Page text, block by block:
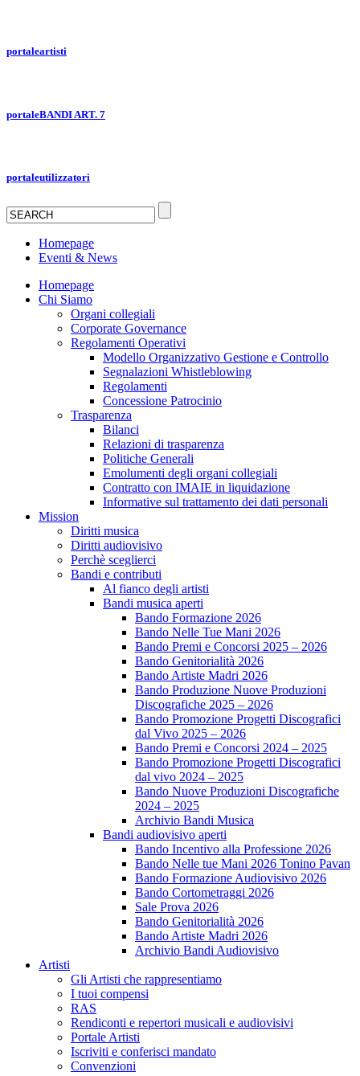
portaleartisti
portaleBANDI ART. 7
portaleutilizzatori
Homepage
Eventi & News
Homepage
Chi Siamo
Organi collegiali
Corporate Governance
Regolamenti Operativi
Modello Organizzativo Gestione e Controllo
Segnalazioni Whistleblowing
Regolamenti
Concessione Patrocinio
Trasparenza
Bilanci
Relazioni di trasparenza
Politiche Generali
Emolumenti degli organi collegiali
Contratto con IMAIE in liquidazione
Informative sul trattamento dei dati personali
Mission
Diritti musica
Diritti audiovisivo
Perchè sceglierci
Bandi e contributi
Al fianco degli artisti
Bandi musica aperti
Bando Formazione 2026
Bando Nelle Tue Mani 2026
Bando Premi e Concorsi 2025 – 2026
Bando Genitorialità 2026
Bando Artiste Madri 2026
Bando Produzione Nuove Produzioni
Discografiche 2025 – 2026
Bando Promozione Progetti Discografici
dal Vivo 2025 – 2026
Bando Premi e Concorsi 2024 – 2025
Bando Promozione Progetti Discografici
dal vivo 2024 – 2025
Bando Nuove Produzioni Discografiche
2024 – 2025
Archivio Bandi Musica
Bandi audiovisivo aperti
Bando Incentivo alla Professione 2026
Bando Nelle tue Mani 2026 Tonino Pavan
Bando Formazione Audiovisivo 2026
Bando Cortometraggi 2026
Sale Prova 2026
Bando Genitorialità 2026
Bando Artiste Madri 2026
Archivio Bandi Audiovisivo
Artisti
Gli Artisti che rappresentiamo
I tuoi compensi
RAS
Rendiconti e repertori musicali e audiovisivi
Portale Artisti
Iscriviti e conferisci mandato
Convenzioni